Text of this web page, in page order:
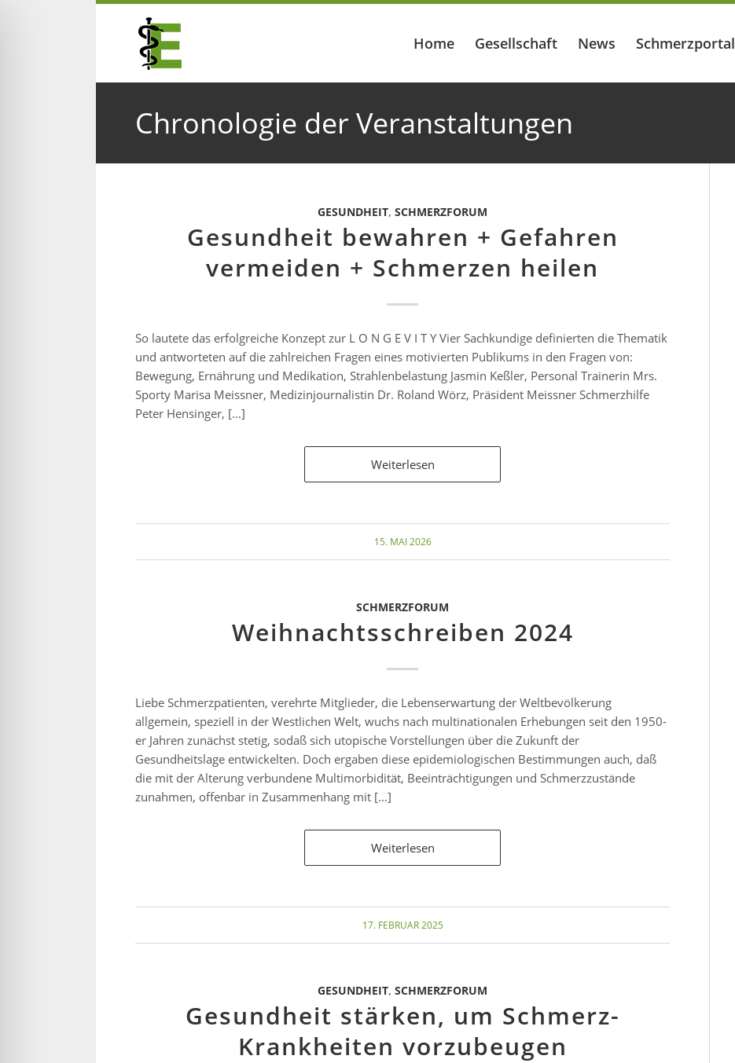
Home Gesellschaft News Schmerzportal
Chronologie der Veranstaltungen
GESUNDHEIT, SCHMERZFORUM
Gesundheit bewahren + Gefahren
vermeiden + Schmerzen heilen
So lautete das erfolgreiche Konzept zur L O N G E V I T Y Vier Sachkundige definierten die Thematik
und antworteten auf die zahlreichen Fragen eines motivierten Publikums in den Fragen von:
Bewegung, Ernährung und Medikation, Strahlenbelastung Jasmin Keßler, Personal Trainerin Mrs.
Sporty Marisa Meissner, Medizinjournalistin Dr. Roland Wörz, Präsident Meissner Schmerzhilfe
Peter Hensinger, […]
Weiterlesen
15. MAI 2026
SCHMERZFORUM
Weihnachtsschreiben 2024
Liebe Schmerzpatienten, verehrte Mitglieder, die Lebenserwartung der Weltbevölkerung
allgemein, speziell in der Westlichen Welt, wuchs nach multinationalen Erhebungen seit den 1950-
er Jahren zunächst stetig, sodaß sich utopische Vorstellungen über die Zukunft der
Gesundheitslage entwickelten. Doch ergaben diese epidemiologischen Bestimmungen auch, daß
die mit der Alterung verbundene Multimorbidität, Beeinträchtigungen und Schmerzzustände
zunahmen, offenbar in Zusammenhang mit […]
Weiterlesen
17. FEBRUAR 2025
GESUNDHEIT, SCHMERZFORUM
Gesundheit stärken, um Schmerz-
Krankheiten vorzubeugen